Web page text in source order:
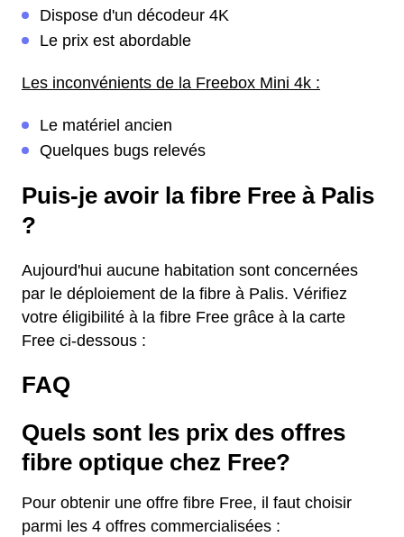
Dispose d'un décodeur 4K
Le prix est abordable
Les inconvénients de la Freebox Mini 4k :
Le matériel ancien
Quelques bugs relevés
Puis-je avoir la fibre Free à Palis
?
Aujourd'hui aucune habitation sont concernées
par le déploiement de la fibre à Palis. Vérifiez
votre éligibilité à la fibre Free grâce à la carte
Free ci-dessous :
FAQ
Quels sont les prix des offres
fibre optique chez Free?
Pour obtenir une offre fibre Free, il faut choisir
parmi les 4 offres commercialisées :